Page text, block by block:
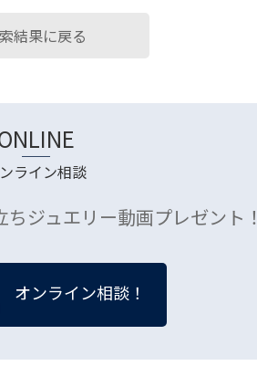
結果に戻る
ライン相談
ジュエリー動画プレゼント！
オンライン相談！